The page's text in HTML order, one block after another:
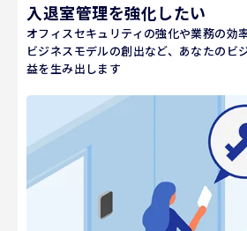
入退室管理を強化したい
オフィスセキュリティの強化や業務の効
ビジネスモデルの創出など、あなたのビ
益を生み出します